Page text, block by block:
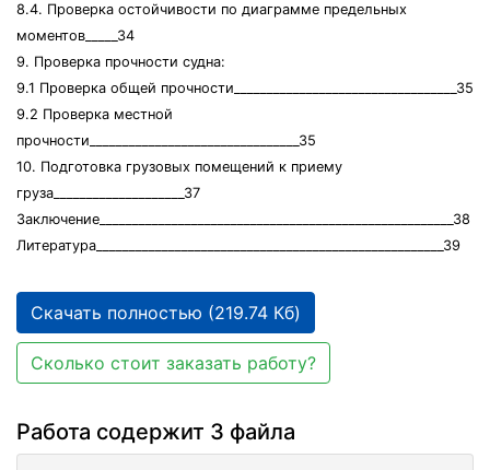
8.4. Проверка остойчивости по диаграмме предельных
моментов_____34
9. Проверка прочности судна:
9.1 Проверка общей прочности__________________________________35
9.2 Проверка местной
прочности________________________________35
10. Подготовка грузовых помещений к приему
груза____________________37
Заключение______________________________________________________38
Литература_____________________________________________________39
Скачать полностью (219.74 Кб)
Сколько стоит заказать работу?
Работа содержит 3 файла